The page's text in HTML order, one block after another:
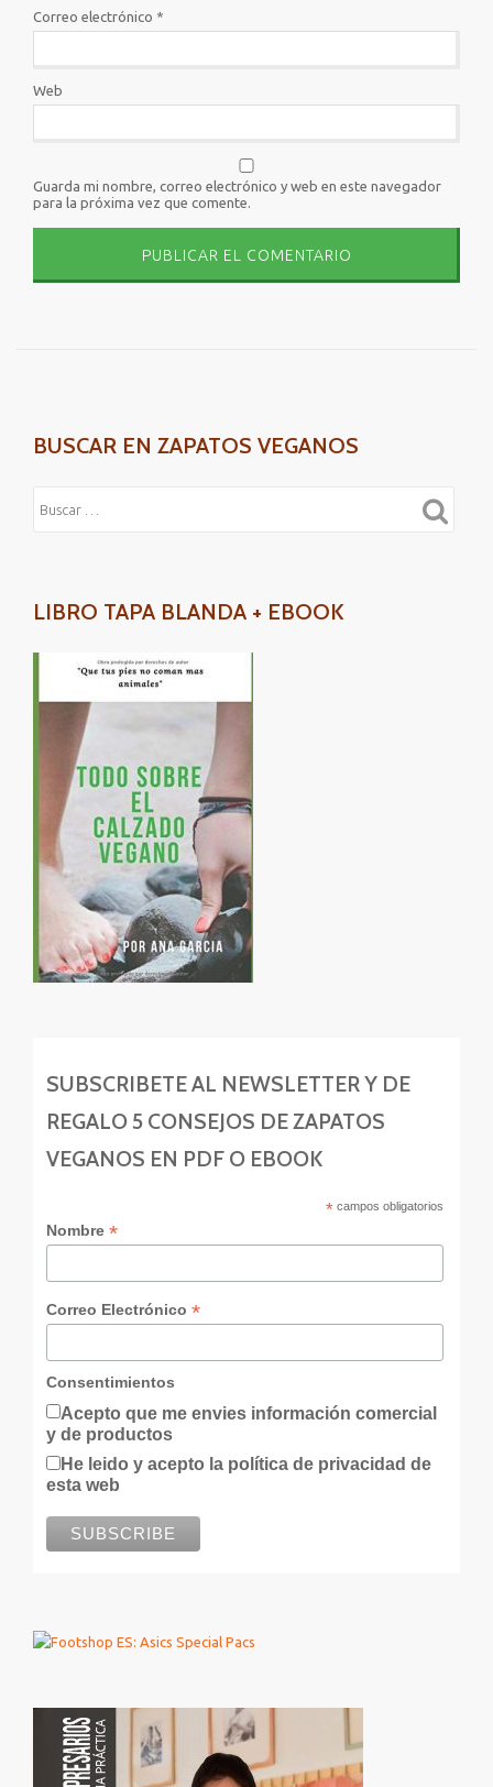
Correo electrónico *
Web
Guarda mi nombre, correo electrónico y web en este navegador
para la próxima vez que comente.
BUSCAR EN ZAPATOS VEGANOS
LIBRO TAPA BLANDA + EBOOK
SUBSCRIBETE AL NEWSLETTER Y DE
REGALO 5 CONSEJOS DE ZAPATOS
VEGANOS EN PDF O EBOOK
*campos obligatorios
Nombre *
Correo Electrónico *
Consentimientos
Acepto que me envies información comercial
y de productos
He leido y acepto la política de privacidad de
esta web